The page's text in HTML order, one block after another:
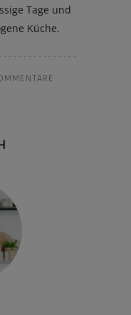
Tage und
Küche.